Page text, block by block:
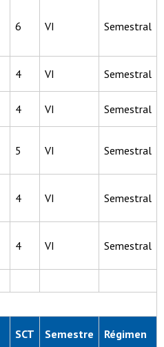
6 VI Semestral
4 VI Semestral
4 VI Semestral
5 VI Semestral
4 VI Semestral
4 VI Semestral
SCT Semestre Régimen